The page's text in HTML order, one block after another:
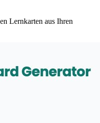
Lernkarten aus Ihren